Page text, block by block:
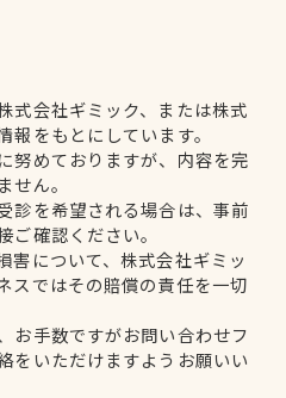
式会社ギミック、または株式
をもとにしています。
努めておりますが、内容を完
せん。
診を希望される場合は、事前
ご確認ください。
害について、株式会社ギミッ
スではその賠償の責任を一切
お手数ですがお問い合わせフ
をいただけますようお願いい